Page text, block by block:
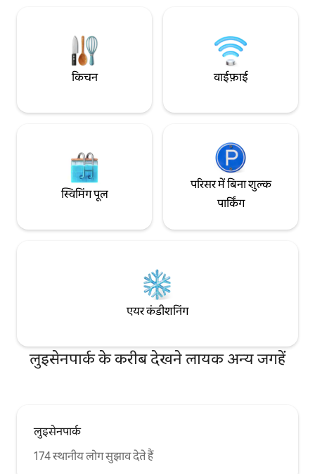
किचन वाईफ़ाई
स्विमिंग पूल
परिसर में बिना शुल्क
पार्किंग
एयर कंडीशनिंग
लुइसेनपार्क के करीब देखने लायक अन्य जगहें
लुइसेनपार्क
174 स्थानीय लोग सुझाव देते हैं